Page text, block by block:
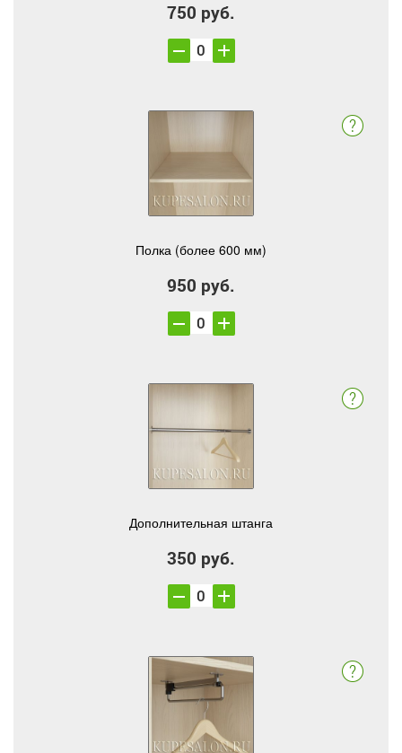
750 руб.
Полка (более 600 мм)
950 руб.
Дополнительная штанга
350 руб.